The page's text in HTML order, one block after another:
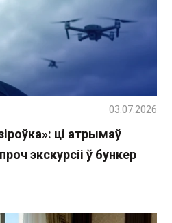
ці атрымаў
экскурсіі ў бункер
03.07.2026